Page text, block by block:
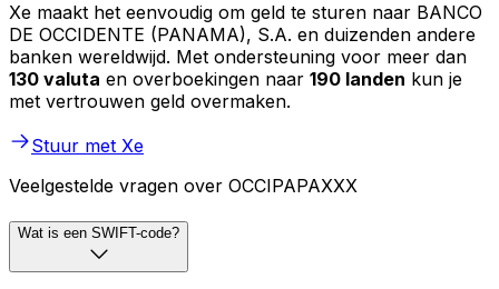
Xe maakt het eenvoudig om geld te sturen naar BANCO
DE OCCIDENTE (PANAMA), S.A. en duizenden andere
banken wereldwijd. Met ondersteuning voor meer dan
130 valuta en overboekingen naar 190 landen kun je
met vertrouwen geld overmaken.
Stuur met Xe
Veelgestelde vragen over OCCIPAPAXXX
Wat is een SWIFT-code?